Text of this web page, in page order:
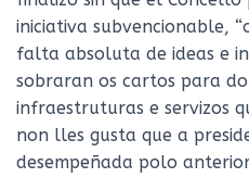
iniciativa subvencionable,
falta absoluta de ideas e
sobraran os cartos para
infraestruturas e servizos
non lles gusta que a
desempeñada polo